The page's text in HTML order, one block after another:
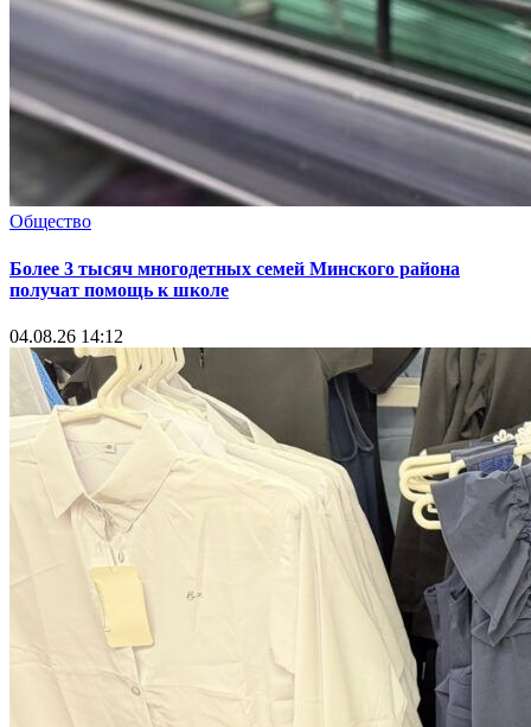
Общество
Более 3 тысяч многодетных семей Минского района
получат помощь к школе
04.08.26 14:12